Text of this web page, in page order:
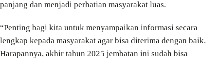
panjang dan menjadi perhatian masyarakat luas.
“Penting bagi kita untuk menyampaikan informasi secara
lengkap kepada masyarakat agar bisa diterima dengan baik.
Harapannya, akhir tahun 2025 jembatan ini sudah bisa